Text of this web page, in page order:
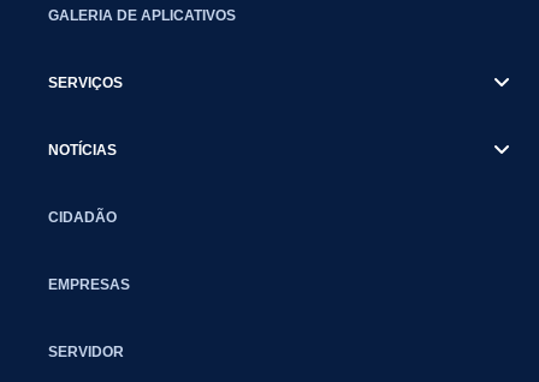
GALERIA DE APLICATIVOS
SERVIÇOS
NOTÍCIAS
CIDADÃO
EMPRESAS
SERVIDOR